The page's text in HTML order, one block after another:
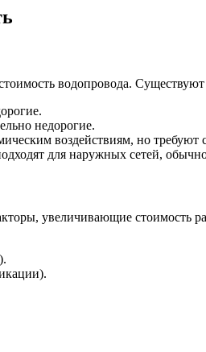
водопровода.
недорогие.
воздействиям, но требуют
для наружных сетей,
увеличивающие стоимость